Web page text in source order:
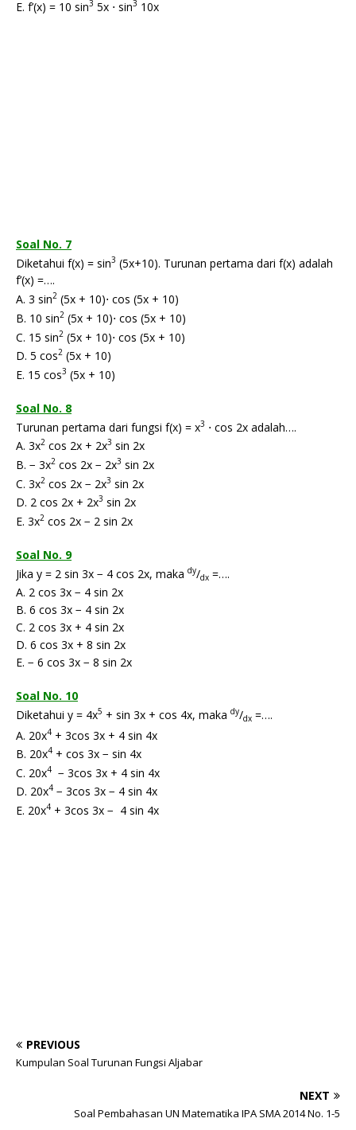
E. f’(x) = 10 sin3 5x ⋅ sin3 10x
Soal No. 7
Diketahui f(x) = sin3 (5x+10). Turunan pertama dari f(x) adalah
f’(x) =….
A. 3 sin2 (5x + 10)⋅ cos (5x + 10)
B. 10 sin2 (5x + 10)⋅ cos (5x + 10)
C. 15 sin2 (5x + 10)⋅ cos (5x + 10)
D. 5 cos2 (5x + 10)
E. 15 cos3 (5x + 10)
Soal No. 8
Turunan pertama dari fungsi f(x) = x3 ⋅ cos 2x adalah….
A. 3x2 cos 2x + 2x3 sin 2x
B. − 3x2 cos 2x − 2x3 sin 2x
C. 3x2 cos 2x − 2x3 sin 2x
D. 2 cos 2x + 2x3 sin 2x
E. 3x2 cos 2x − 2 sin 2x
Soal No. 9
Jika y = 2 sin 3x − 4 cos 2x, maka dy/dx =….
A. 2 cos 3x − 4 sin 2x
B. 6 cos 3x − 4 sin 2x
C. 2 cos 3x + 4 sin 2x
D. 6 cos 3x + 8 sin 2x
E. − 6 cos 3x − 8 sin 2x
Soal No. 10
Diketahui y = 4x5 + sin 3x + cos 4x, maka dy/dx =….
A. 20x4 + 3cos 3x + 4 sin 4x
B. 20x4 + cos 3x − sin 4x
C. 20x4 − 3cos 3x + 4 sin 4x
D. 20x4 − 3cos 3x − 4 sin 4x
E. 20x4 + 3cos 3x − 4 sin 4x
PREVIOUS
Kumpulan Soal Turunan Fungsi Aljabar
NEXT
Soal Pembahasan UN Matematika IPA SMA 2014 No. 1-5